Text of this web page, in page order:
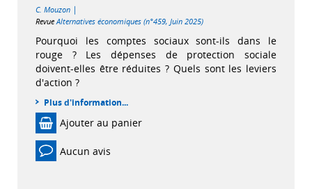
C. Mouzon |
RevueAlternatives économiques (n°459, Juin 2025)
Pourquoi les comptes sociaux sont-ils dans le
rouge ? Les dépenses de protection sociale
doivent-elles être réduites ? Quels sont les leviers
d'action ?
Plus d'information...
Ajouter au panier
Aucun avis